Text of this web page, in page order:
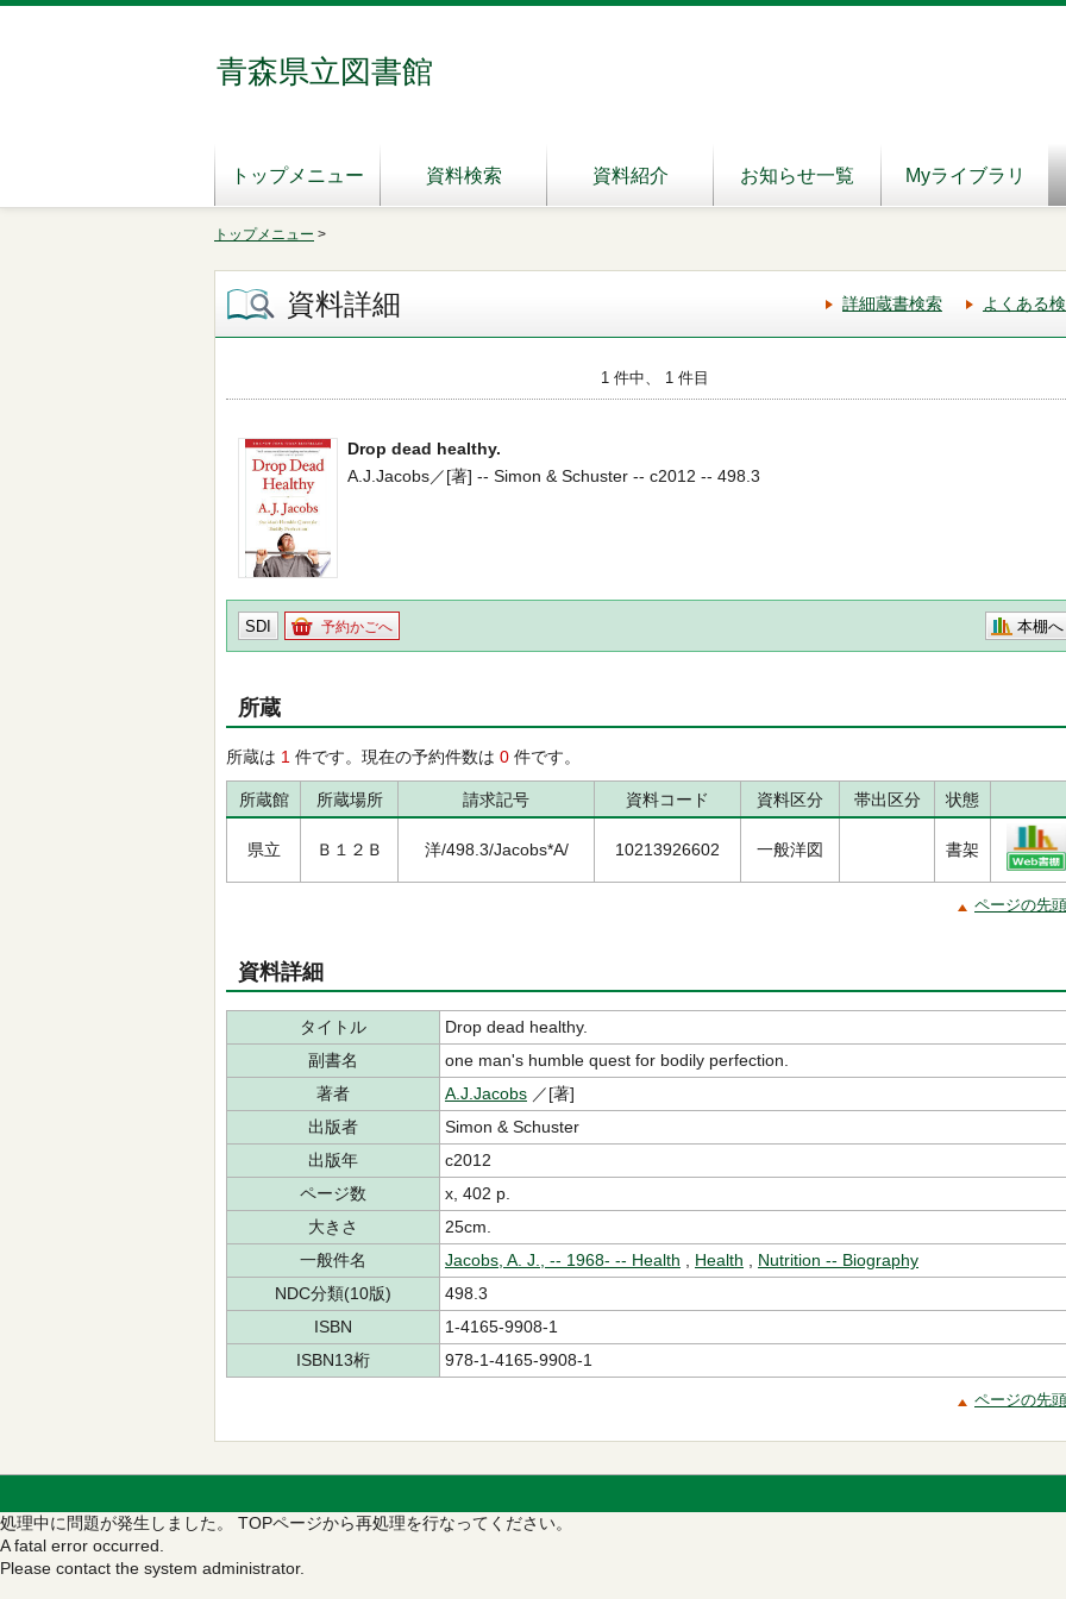
青森県立図書館
トップメニュー 資料検索 資料紹介 お知らせ一覧 Myライブラリ
トップメニュー >
資料詳細 詳細蔵書検索 よくある
1 件中、 1 件目
Drop dead healthy.
A.J.Jacobs／[著] -- Simon & Schuster -- c2012 -- 498.3
SDI 予約かごへ 本棚へ
所蔵
所蔵は 1 件です。現在の予約件数は 0 件です。
所蔵館 所蔵場所 請求記号 資料コード 資料区分 帯出区分 状態
県立 Ｂ１２Ｂ 洋/498.3/Jacobs*A/ 10213926602 一般洋図 書架
ページの先
資料詳細
タイトル
Drop dead healthy.
副書名
one man's humble quest for bodily perfection.
著者
A.J.Jacobs ／[著]
出版者
Simon & Schuster
出版年
c2012
ページ数
x, 402 p.
大きさ
25cm.
一般件名
Jacobs, A. J., -- 1968- -- Health Health
Nutrition -- Biography
NDC分類(10版)
498.3
ISBN
1-4165-9908-1
ISBN13桁
978-1-4165-9908-1
ページの先
処理中に問題が発生しました。 TOPページから再処理を行なってください。
A fatal error occurred.
Please contact the system administrator.